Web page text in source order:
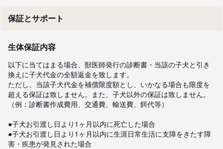
保証とサポート
生体保証内容
以下に当てはまる場合、獣医師発行の診断書・当該の子犬と引き
換えに子犬代金の全額返金を致します。
ただし、当該子犬代金を補償限度額とし、いかなる場合も限度を
超える保証は致しません。また、子犬以外の保証は致しません。
（例：診断書作成費用、交通費、輸送費、餌代等）
●子犬お引渡し日より1ヶ月以内に死亡した場合
●子犬お引渡し日より1ヶ月以内に生涯日常生活に支障をきたす障
害・疾患が発見された場合